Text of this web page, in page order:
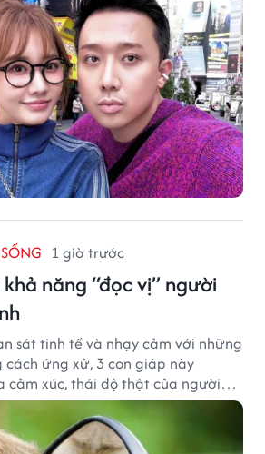
1 giờ trước
năng “đọc vị” người
sát tinh tế và nhạy cảm với những
ứng xử, 3 con giáp này
cảm xúc, thái độ thật của người